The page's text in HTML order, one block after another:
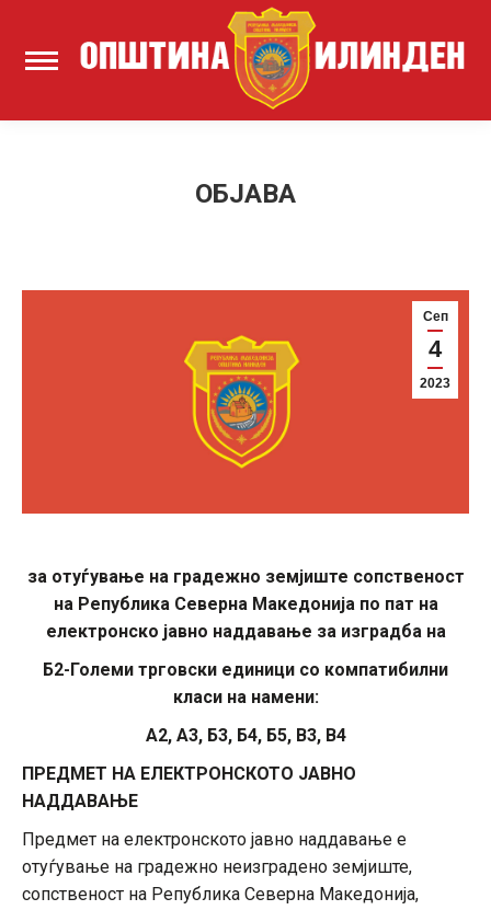
ОБЈАВА
Сеп
4
2023
за отуѓување на градежно земјиште сопственост
на Република Северна Македонија по пат на
електронско јавно наддавање за изградба на
Б2-Големи трговски единици со компатибилни
класи на намени:
А2, А3, Б3, Б4, Б5, В3, В4
ПРЕДМЕТ НА ЕЛЕКТРОНСКОТО ЈАВНО
НАДДАВАЊЕ
Предмет на електронското јавно наддавање е
отуѓување на градежно неизградено земјиште,
сопственост на Република Северна Македонија,